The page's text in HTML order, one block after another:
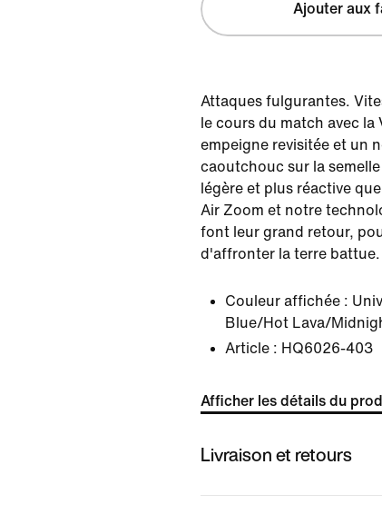
Ajouter aux
Attaques fulgurantes.
le cours du match avec la
empeigne revisitée et un
caoutchouc sur la
légère et plus réactive
Air Zoom et notre
font leur grand retour,
d'affronter la terre battue.
Couleur affichée :
Blue/Hot Lava/
Article : HQ6026-403
Afficher les détails du
Livraison et retours